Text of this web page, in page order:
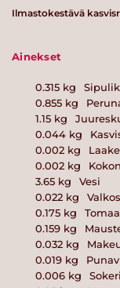
Ilmastokestävä
Ainekset
0.315 kg
0.855 kg
1.15 kg
0.044 kg
0.002 kg
0.002 kg
3.65 kg
Vesi
0.022 kg
0.175 kg
0.159 kg
0.032 kg
0.019 kg
0.006 kg
Sokeri